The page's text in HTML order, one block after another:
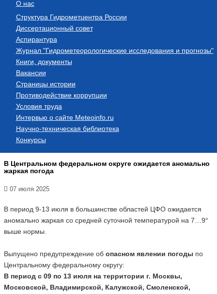
О нас
Структура Гидрометцентра России
Диссертационный совет
Аспирантура
Журнал "Гидрометеорологические исследования и прогнозы"
Книги, документы
Вакансии
Страницы истории
Противодействие коррупции
Условия труда
Интервью о сайте Meteoinfo.ru
Научно-техническая библиотека
Конкурсы
В Центральном федеральном округе ожидается аномально
жаркая погода
07 июля 2025
В период 9-13 июля в большинстве областей ЦФО ожидается
аномально жаркая со средней суточной температурой на 7…9°
выше нормы.
Выпущено предупреждение об опасном явлении погоды по
Центральному федеральному округу:
В период с 09 по 13 июля на территории г. Москвы,
Московской, Владимирской, Калужской, Смоленской,